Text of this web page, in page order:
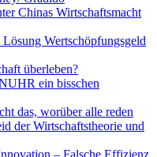
Chinas Wirtschaftsmacht
Wertschöpfungsgeld
überleben?
ein bisschen
das, worüber alle reden
der Wirtschaftstheorie und